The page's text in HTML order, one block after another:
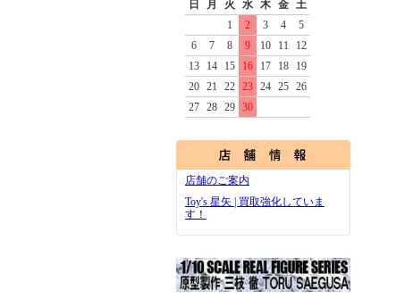
日
月 火 水 木 金 土
1
2 3 4
5
6
7 8 9 10 11
12
13
14 15 16 17 18
19
20 21 22 23 24 25 26
27 28 29 30
店舗のご案内
Toy's 星矢 | 買取強化していま
す！